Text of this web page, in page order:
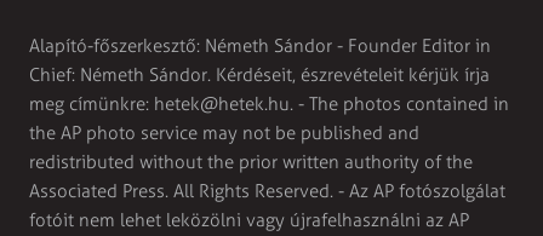
Alapító-főszerkesztő: Németh Sándor - Founder Editor in
Chief: Németh Sándor. Kérdéseit, észrevételeit kérjük írja
meg címünkre: hetek@hetek.hu. - The photos contained in
the AP photo service may not be published and
redistributed without the prior written authority of the
Associated Press. All Rights Reserved. - Az AP fotószolgálat
fotóit nem lehet leközölni vagy újrafelhasználni az AP